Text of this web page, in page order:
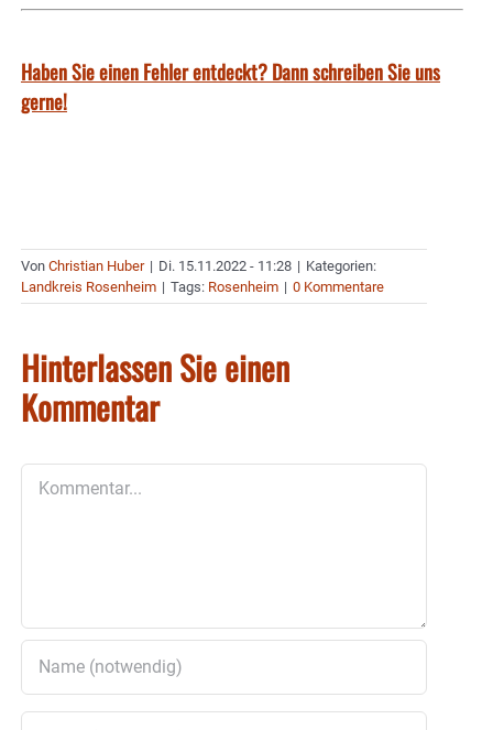
Haben Sie einen Fehler entdeckt? Dann schreiben Sie uns
gerne!
Von Christian Huber | Di. 15.11.2022 - 11:28 | Kategorien:
Landkreis Rosenheim | Tags: Rosenheim | 0 Kommentare
Hinterlassen Sie einen
Kommentar